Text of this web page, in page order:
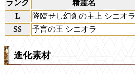
ランク
精霊名
L
降臨せし幻創の主上 シエオラ
SS
予言の王 シエオラ
進化素材